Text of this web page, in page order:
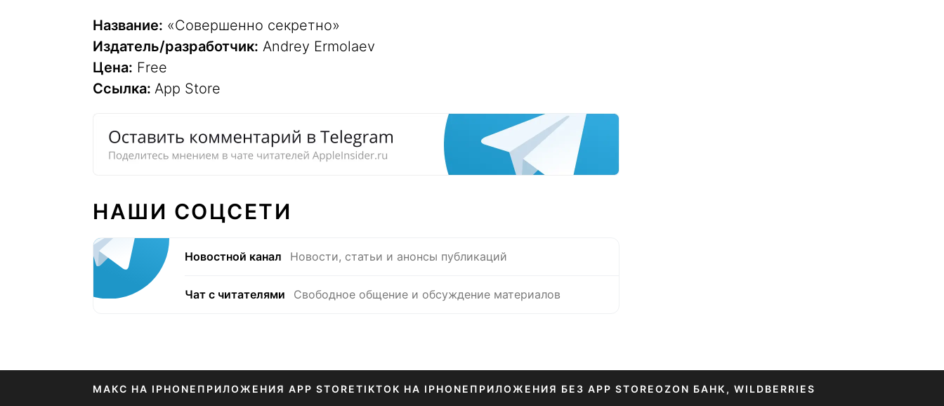
Название: «Совершенно секретно»
Издатель/разработчик: Andrey Ermolaev
Цена: Free
Ссылка: App Store
НАШИ СОЦСЕТИ
Новостной канал Новости, статьи и анонсы публикаций
Чат с читателями Свободное общение и обсуждение материалов
МАКС НА IPHONE ПРИЛОЖЕНИЯ APP STORETIKTOK НА IPHONE ПРИЛОЖЕНИЯ БЕЗ APP STOREOZON БАНК, WILDBERRIES